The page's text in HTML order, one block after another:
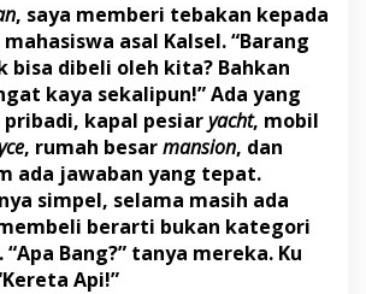
, saya memberi tebakan kepada
asal Kalsel. “Barang
bisa dibeli oleh kita? Bahkan
kaya sekalipun!” Ada yang
kapal pesiaryacht, mobil
, rumah besarmansion, dan
ada jawaban yang tepat.
simpel, selama masih ada
berarti bukan kategori
Bang?” tanya mereka. Ku
Api!”